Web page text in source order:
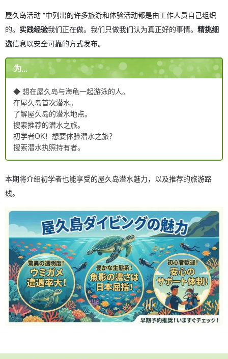
屋久岛活动 "中列出的许多旅游和体验活动都是由工作人员自己组织
的。 实践经验我们正在做。我们只做我们认为真正好的事情。 精挑细
选信息以安全可靠的方式发布。
为...
◆ 想在屋久岛与海龟一起游泳的人。
在屋久岛首次潜水。
了解屋久岛的潜水地点。
搜索推荐的潜水之旅。
初学者OK！想要体验潜水之旅？
搜索潜水执照持有者。
本期将介绍初学者也能享受的屋久岛潜水魅力，以及推荐的旅游路
线。